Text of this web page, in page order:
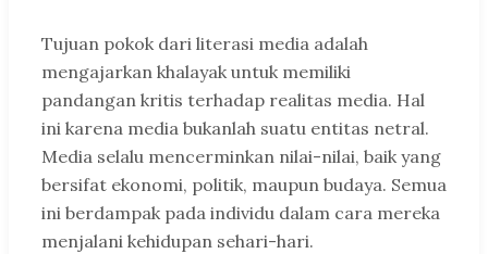
Tujuan pokok dari literasi media adalah
mengajarkan khalayak untuk memiliki
pandangan kritis terhadap realitas media. Hal
ini karena media bukanlah suatu entitas netral.
Media selalu mencerminkan nilai-nilai, baik yang
bersifat ekonomi, politik, maupun budaya. Semua
ini berdampak pada individu dalam cara mereka
menjalani kehidupan sehari-hari.